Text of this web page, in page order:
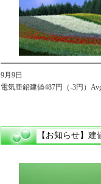
9月9日
電気亜鉛建値487円（-3円）
【お知らせ】 建